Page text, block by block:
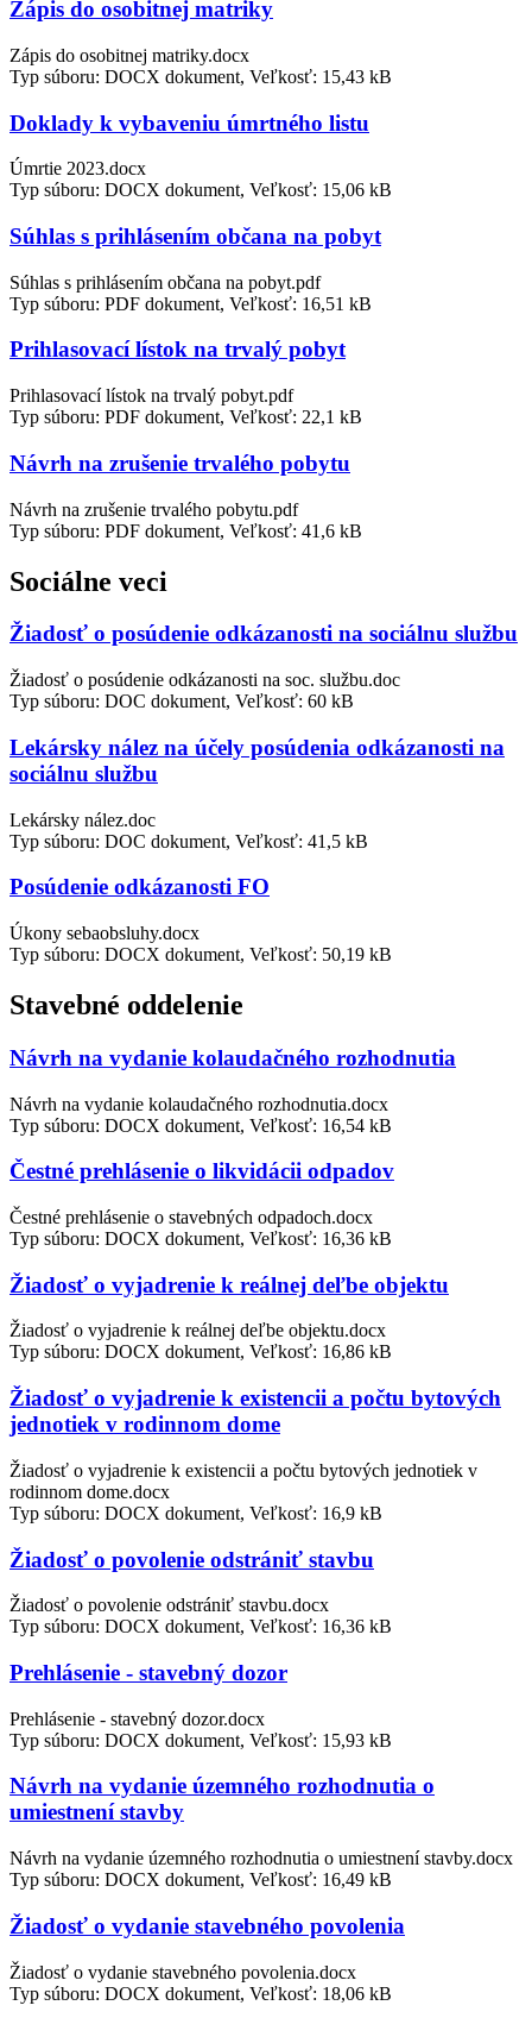
Zápis do osobitnej matriky
Zápis do osobitnej matriky.docx
Typ súboru: DOCX dokument, Veľkosť: 15,43 kB
Doklady k vybaveniu úmrtného listu
Úmrtie 2023.docx
Typ súboru: DOCX dokument, Veľkosť: 15,06 kB
Súhlas s prihlásením občana na pobyt
Súhlas s prihlásením občana na pobyt.pdf
Typ súboru: PDF dokument, Veľkosť: 16,51 kB
Prihlasovací lístok na trvalý pobyt
Prihlasovací lístok na trvalý pobyt.pdf
Typ súboru: PDF dokument, Veľkosť: 22,1 kB
Návrh na zrušenie trvalého pobytu
Návrh na zrušenie trvalého pobytu.pdf
Typ súboru: PDF dokument, Veľkosť: 41,6 kB
Sociálne veci
Žiadosť o posúdenie odkázanosti na sociálnu službu
Žiadosť o posúdenie odkázanosti na soc. službu.doc
Typ súboru: DOC dokument, Veľkosť: 60 kB
Lekársky nález na účely posúdenia odkázanosti na
sociálnu službu
Lekársky nález.doc
Typ súboru: DOC dokument, Veľkosť: 41,5 kB
Posúdenie odkázanosti FO
Úkony sebaobsluhy.docx
Typ súboru: DOCX dokument, Veľkosť: 50,19 kB
Stavebné oddelenie
Návrh na vydanie kolaudačného rozhodnutia
Návrh na vydanie kolaudačného rozhodnutia.docx
Typ súboru: DOCX dokument, Veľkosť: 16,54 kB
Čestné prehlásenie o likvidácii odpadov
Čestné prehlásenie o stavebných odpadoch.docx
Typ súboru: DOCX dokument, Veľkosť: 16,36 kB
Žiadosť o vyjadrenie k reálnej deľbe objektu
Žiadosť o vyjadrenie k reálnej deľbe objektu.docx
Typ súboru: DOCX dokument, Veľkosť: 16,86 kB
Žiadosť o vyjadrenie k existencii a počtu bytových
jednotiek v rodinnom dome
Žiadosť o vyjadrenie k existencii a počtu bytových jednotiek v
rodinnom dome.docx
Typ súboru: DOCX dokument, Veľkosť: 16,9 kB
Žiadosť o povolenie odstrániť stavbu
Žiadosť o povolenie odstrániť stavbu.docx
Typ súboru: DOCX dokument, Veľkosť: 16,36 kB
Prehlásenie - stavebný dozor
Prehlásenie - stavebný dozor.docx
Typ súboru: DOCX dokument, Veľkosť: 15,93 kB
Návrh na vydanie územného rozhodnutia o
umiestnení stavby
Návrh na vydanie územného rozhodnutia o umiestnení stavby.docx
Typ súboru: DOCX dokument, Veľkosť: 16,49 kB
Žiadosť o vydanie stavebného povolenia
Žiadosť o vydanie stavebného povolenia.docx
Typ súboru: DOCX dokument, Veľkosť: 18,06 kB